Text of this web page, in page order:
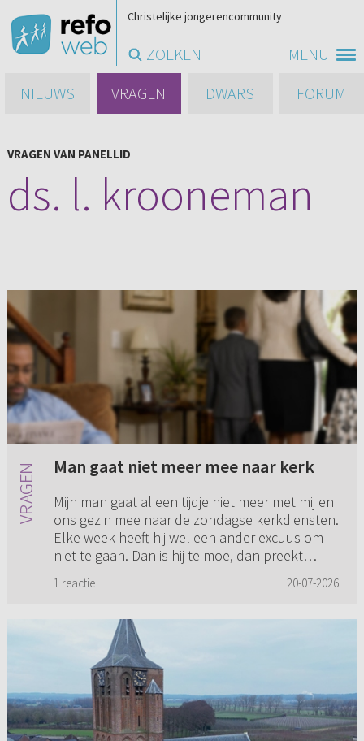
MENU
Christelijke jongerencommunity
ZOEKEN
NIEUWS
VRAGEN DWARS FORUM
VRAGEN VAN PANELLID
ds. l. krooneman
Man gaat niet meer mee naar kerk
Mijn man gaat al een tijdje niet meer met mij en
ons gezin mee naar de zondagse kerkdiensten.
Elke week heeft hij wel een ander excuus om
niet te gaan. Dan is hij te moe, dan preekt
1 reactie 20-07-2026